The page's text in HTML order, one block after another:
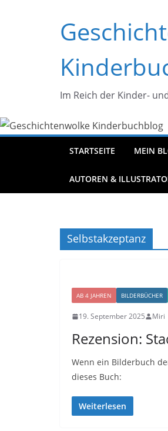
Im Reich der Kinder-
STARTSEITE MEIN
AUTOREN &
Selbstakzeptanz
AB 4 JAHREN BILDERBÜCHER
19. September 2025 Miri
Rezension:
Wenn ein Bilderbuch
dieses Buch:
Weiterlesen